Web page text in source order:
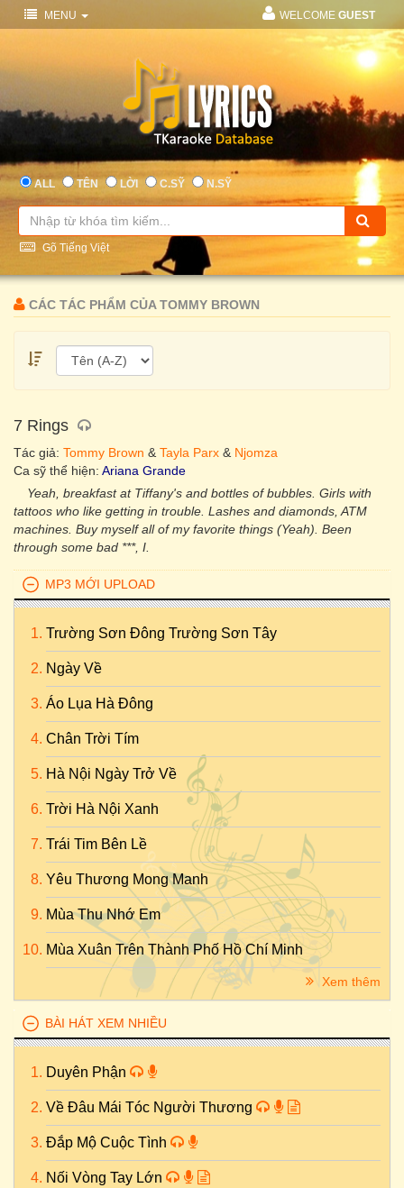
MENU WELCOME GUEST
ALL TÊN LỜI C.SỸ N.SỸ
Gõ Tiếng Việt
CÁC TÁC PHẨM CỦA TOMMY BROWN
7 Rings
Tác giả: Tommy Brown & Tayla Parx & Njomza
Ca sỹ thể hiện: Ariana Grande
Yeah, breakfast at Tiffany's and bottles of bubbles. Girls with
tattoos who like getting in trouble. Lashes and diamonds, ATM
machines. Buy myself all of my favorite things (Yeah). Been
through some bad ***, I.
MP3 MỚI UPLOAD
Trường Sơn Đông Trường Sơn Tây
Ngày Về
Áo Lụa Hà Đông
Chân Trời Tím
Hà Nội Ngày Trở Về
Trời Hà Nội Xanh
Trái Tim Bên Lề
Yêu Thương Mong Manh
Mùa Thu Nhớ Em
Mùa Xuân Trên Thành Phố Hồ Chí Minh
Xem thêm
BÀI HÁT XEM NHIỀU
Duyên Phận
Về Đâu Mái Tóc Người Thương
Đắp Mộ Cuộc Tình
Nối Vòng Tay Lớn